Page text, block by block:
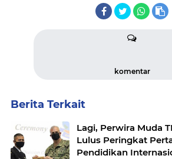
komentar
Berita Terkait
Lagi, Perwira Muda
Lulus Peringkat
Pendidikan